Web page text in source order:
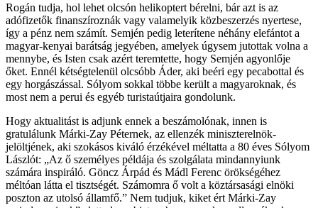
Rogán tudja, hol lehet olcsón helikoptert bérelni, bár azt is az
adófizetők finanszíroznák vagy valamelyik közbeszerzés nyertese,
így a pénz nem számít. Semjén pedig leterítene néhány elefántot a
magyar-kenyai barátság jegyében, amelyek úgysem jutottak volna a
mennybe, és Isten csak azért teremtette, hogy Semjén agyonlője
őket. Ennél kétségtelenül olcsóbb Áder, aki beéri egy pecabottal és
egy horgászással. Sólyom sokkal többe került a magyaroknak, és
most nem a perui és egyéb turistaútjaira gondolunk.
Hogy aktualitást is adjunk ennek a beszámolónak, innen is
gratulálunk Márki-Zay Péternek, az ellenzék miniszterelnök-
jelöltjének, aki szokásos kiváló érzékével méltatta a 80 éves Sólyom
Lászlót: „Az ő személyes példája és szolgálata mindannyiunk
számára inspiráló. Göncz Árpád és Mádl Ferenc örökségéhez
méltóan látta el tisztségét. Számomra ő volt a köztársasági elnöki
poszton az utolsó államfő.” Nem tudjuk, kiket ért Márki-Zay